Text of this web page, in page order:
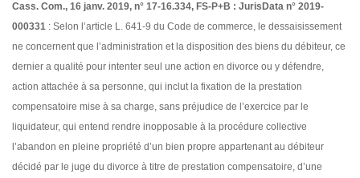
Cass. Com., 16 janv. 2019, n° 17-16.334, FS-P+B : JurisData n° 2019-
000331 : Selon l’article L. 641-9 du Code de commerce, le dessaisissement
ne concernent que l’administration et la disposition des biens du débiteur, ce
dernier a qualité pour intenter seul une action en divorce ou y défendre,
action attachée à sa personne, qui inclut la fixation de la prestation
compensatoire mise à sa charge, sans préjudice de l’exercice par le
liquidateur, qui entend rendre inopposable à la procédure collective
l’abandon en pleine propriété d’un bien propre appartenant au débiteur
décidé par le juge du divorce à titre de prestation compensatoire, d’une